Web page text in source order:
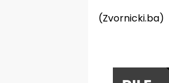
(Zvornicki.ba)